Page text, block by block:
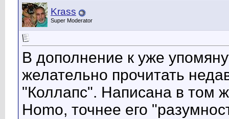
Krass
Super Moderator
В дополнение к уже
желательно прочитать
"Коллапс". Написана в том
Homo, точнее его